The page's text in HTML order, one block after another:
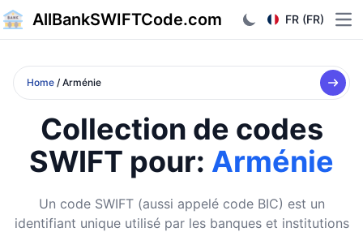
AllBankSWIFTCode.com FR (FR)
Home / Arménie
Collection de codes
SWIFT pour: Arménie
Un code SWIFT (aussi appelé code BIC) est un
identifiant unique utilisé par les banques et institutions